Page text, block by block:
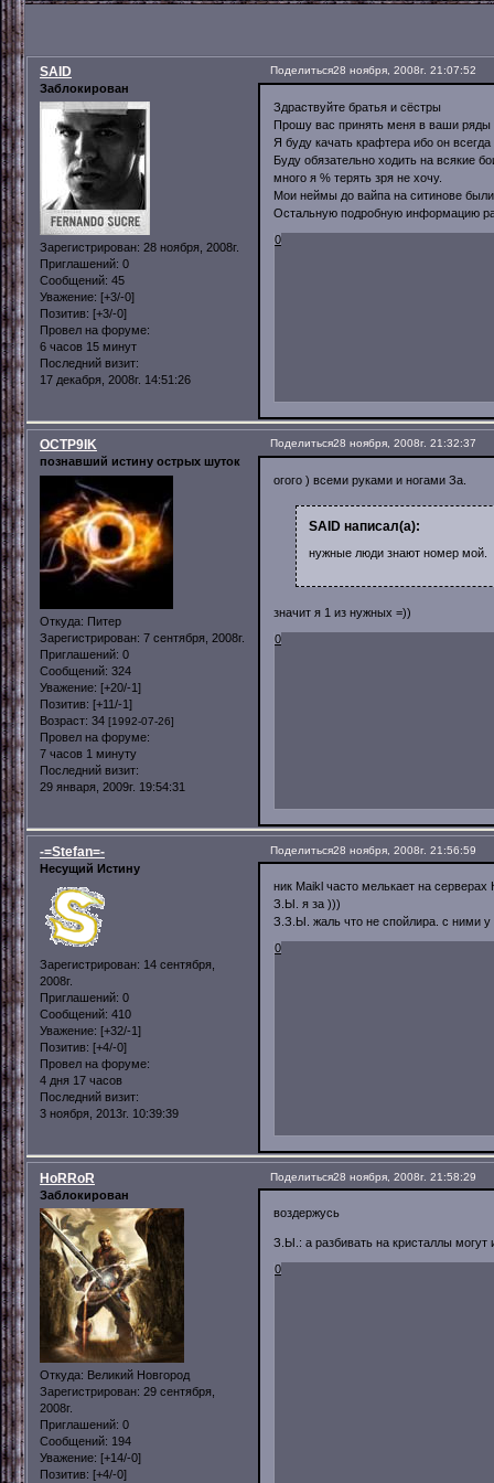
Поделиться28 ноября, 2008г. 21:07:52
SAID
Заблокирован
Зарегистрирован: 28 ноября, 2008г.
Приглашений: 0
Сообщений: 45
Уважение: [+3/-0]
Позитив: [+3/-0]
Провел на форуме:
6 часов 15 минут
Последний визит:
17 декабря, 2008г. 14:51:26
Здраствуйте братья и сёстры
Прошу вас принять меня в ваши ряды
Я буду качать крафтера ибо он
Буду обязательно ходить на всякие
много я % терять зря не хочу.
Мои неймы до вайпа на ситинове
Остальную подробную информацию
0
Поделиться28 ноября, 2008г. 21:32:37
OCTP9IK
познавший истину острых шуток
Откуда: Питер
Зарегистрирован: 7 сентября, 2008г.
Приглашений: 0
Сообщений: 324
Уважение: [+20/-1]
Позитив: [+11/-1]
Возраст: 34 [1992-07-26]
Провел на форуме:
7 часов 1 минуту
Последний визит:
29 января, 2009г. 19:54:31
огого ) всеми руками и ногами За.
SAID написал(а):
нужные люди знают номер мой.
значит я 1 из нужных =))
0
Поделиться28 ноября, 2008г. 21:56:59
-=Stefan=-
Несущий Истину
Зарегистрирован: 14 сентября,
2008г.
Приглашений: 0
Сообщений: 410
Уважение: [+32/-1]
Позитив: [+4/-0]
Провел на форуме:
4 дня 17 часов
Последний визит:
3 ноября, 2013г. 10:39:39
ник Maikl часто мелькает на
З.Ы. я за )))
З.З.Ы. жаль что не спойлира. с ними
0
Поделиться28 ноября, 2008г. 21:58:29
HoRRoR
Заблокирован
Откуда: Великий Новгород
Зарегистрирован: 29 сентября,
2008г.
Приглашений: 0
Сообщений: 194
Уважение: [+14/-0]
Позитив: [+4/-0]
воздержусь
З.Ы.: а разбивать на кристаллы могут
0